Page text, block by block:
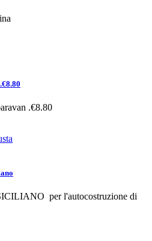
.€8.80
per l'autocostruzione di